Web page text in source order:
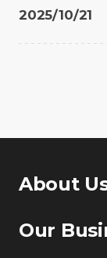
2025/10/21
About
Our